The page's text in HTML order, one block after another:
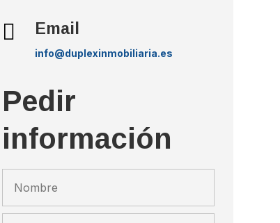
 Email
info@duplexinmobiliaria.es
Pedir
información